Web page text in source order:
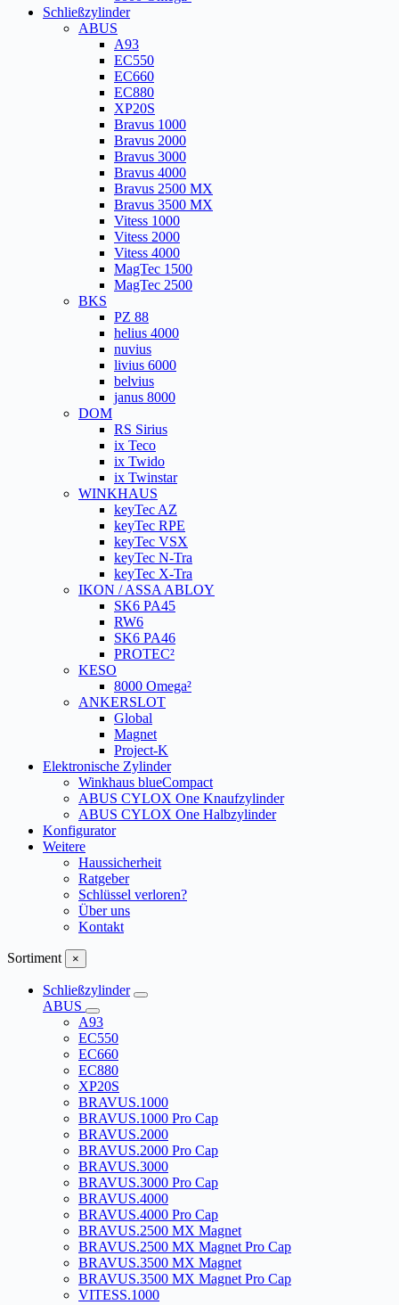
Schließzylinder
ABUS
A93
EC550
EC660
EC880
XP20S
Bravus 1000
Bravus 2000
Bravus 3000
Bravus 4000
Bravus 2500 MX
Bravus 3500 MX
Vitess 1000
Vitess 2000
Vitess 4000
MagTec 1500
MagTec 2500
BKS
PZ 88
helius 4000
nuvius
livius 6000
belvius
janus 8000
DOM
RS Sirius
ix Teco
ix Twido
ix Twinstar
WINKHAUS
keyTec AZ
keyTec RPE
keyTec VSX
keyTec N-Tra
keyTec X-Tra
IKON / ASSA ABLOY
SK6 PA45
RW6
SK6 PA46
PROTEC²
KESO
8000 Omega²
ANKERSLOT
Global
Magnet
Project-K
Elektronische Zylinder
Winkhaus blueCompact
ABUS CYLOX One Knaufzylinder
ABUS CYLOX One Halbzylinder
Konfigurator
Weitere
Haussicherheit
Ratgeber
Schlüssel verloren?
Über uns
Kontakt
Sortiment ×
Schließzylinder
ABUS
A93
EC550
EC660
EC880
XP20S
BRAVUS.1000
BRAVUS.1000 Pro Cap
BRAVUS.2000
BRAVUS.2000 Pro Cap
BRAVUS.3000
BRAVUS.3000 Pro Cap
BRAVUS.4000
BRAVUS.4000 Pro Cap
BRAVUS.2500 MX Magnet
BRAVUS.2500 MX Magnet Pro Cap
BRAVUS.3500 MX Magnet
BRAVUS.3500 MX Magnet Pro Cap
VITESS.1000